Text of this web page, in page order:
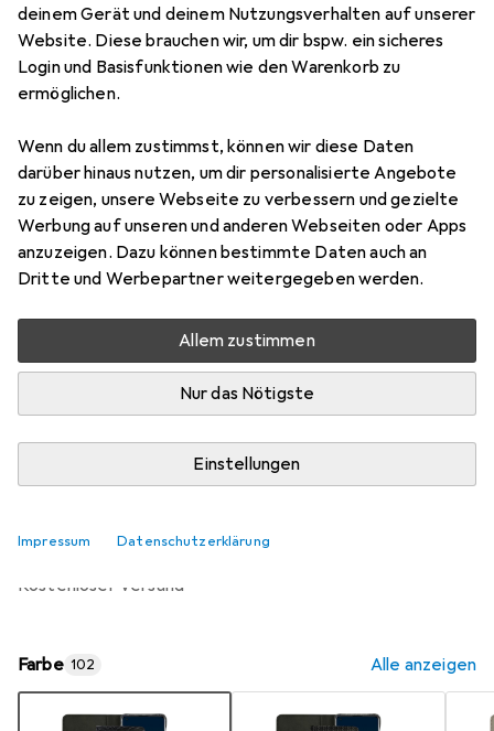
deinem Gerät und deinem Nutzungsverhalten auf unserer
Website. Diese brauchen wir, um dir bspw. ein sicheres
Login und Basisfunktionen wie den Warenkorb zu
ermöglichen.
Wenn du allem zustimmst, können wir diese Daten
darüber hinaus nutzen, um dir personalisierte Angebote
zu zeigen, unsere Webseite zu verbessern und gezielte
Werbung auf unseren und anderen Webseiten oder Apps
anzuzeigen. Dazu können bestimmte Daten auch an
Dritte und Werbepartner weitergegeben werden.
Allem zustimmen
Nur das Nötigste
Einstellungen
Impressum Datenschutzerklärung
2 Bilder
NoreveLederschutzhülle Wallet
Preis in EUR inkl. MwSt.
EUR
119,–
Bewertungen
Zwischen Mo, 14.9. und Di, 29.9. geliefert
Benachrichtigen, wenn schneller verfügbar
Lieferort angeben für genaue Lieferzeit
In den Warenkorb
kostenloser Versand
Farbe 102 Alle anzeigen